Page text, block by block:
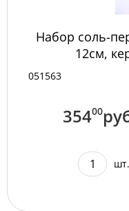
Набор соль-
12см,
051563
35400
шт.